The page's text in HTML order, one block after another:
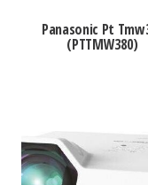
Panasonic Pt
(PTTMW380)